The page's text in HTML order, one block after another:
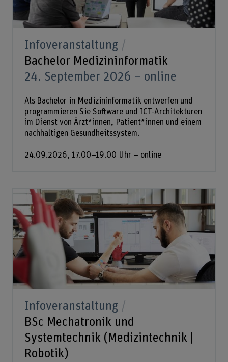
Infoveranstaltung
Bachelor Medizininformatik
24. September 2026 – online
Als Bachelor in Medizininformatik entwerfen und
programmieren Sie Software und ICT-Architekturen
im Dienst von Ärzt*innen, Patient*innen und einem
nachhaltigen Gesundheitssystem.
24.09.2026, 17.00–19.00 Uhr – online
Infoveranstaltung
BSc Mechatronik und
Systemtechnik (Medizintechnik |
Robotik)